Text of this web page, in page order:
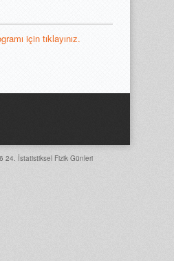
için tıklayınız.
24. İstatistiksel Fizik Günleri